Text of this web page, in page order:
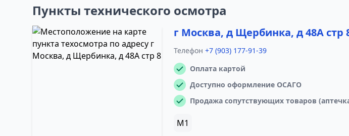
Пункты технического осмотра
г Москва, д Щербинка, д 48А стр
Телефон +7 (903) 177-91-39
Оплата картой
Доступно оформление ОСАГО
Продажа сопутствующих товаров
M1